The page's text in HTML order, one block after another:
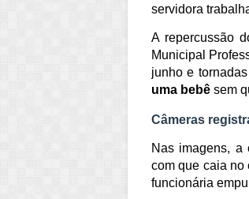
servidora
A repercussão
Municipal
junho e
uma bebê sem
Câmeras
Nas imagens, a
com que caia no
funcionária